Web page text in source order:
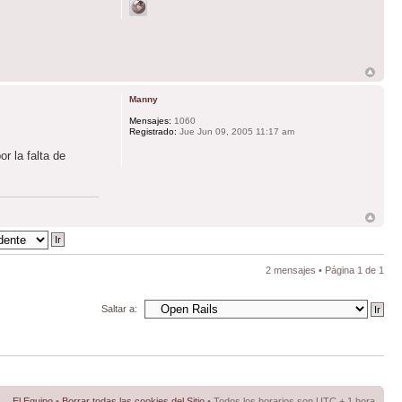
la falta de
Manny
Mensajes: 1060
Registrado: Jue Jun 09, 2005 11:17 am
2 mensajes • Página 1 de 1
Saltar a: